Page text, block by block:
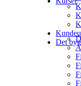
Det